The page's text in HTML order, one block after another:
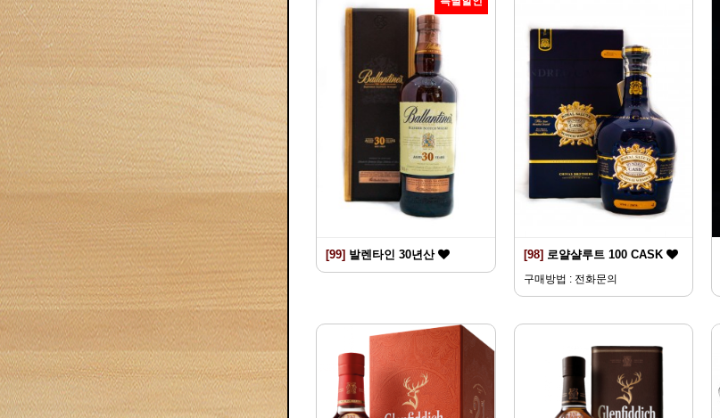
[99] 발렌타인 30년산 [98] 로얄샬루트 100 CASK
구매방법 : 전화문의